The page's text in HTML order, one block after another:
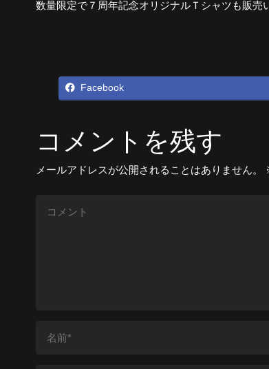
数量限定で７周年記念オリジナルＴシャツも販
Facebook
コメントを残す
メールアドレスが公開されることはありません。